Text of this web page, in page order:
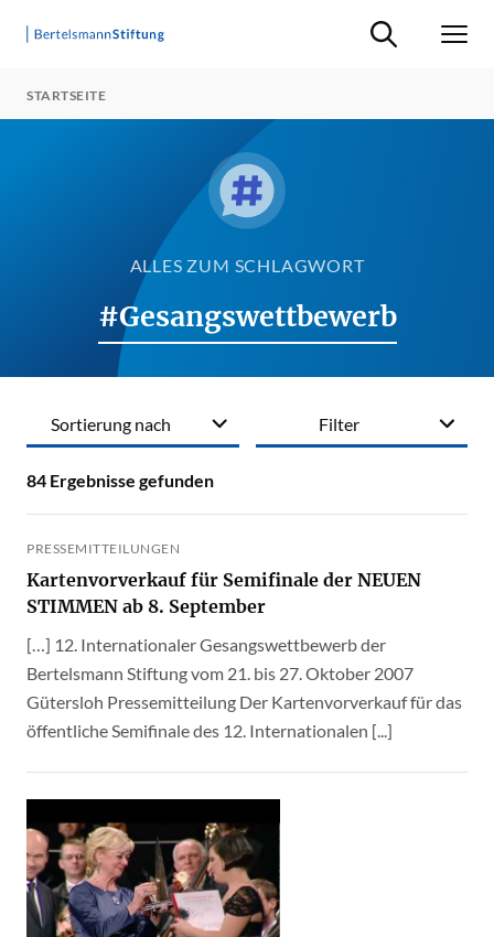
Suche ein-/
STARTSEITE
ALLES ZUM SCHLAGWORT
#Gesangswettbewerb
Filter
84 Ergebnisse gefunden
Sortierung nach
PRESSEMITTEILUNGEN
Kartenvorverkauf für Semifinale der NEUEN
STIMMEN ab 8. September
[…] 12. Internationaler Gesangswettbewerb der
Bertelsmann Stiftung vom 21. bis 27. Oktober 2007
Gütersloh Pressemitteilung Der Kartenvorverkauf für das
öffentliche Semifi­nale des 12. Internationalen [...]